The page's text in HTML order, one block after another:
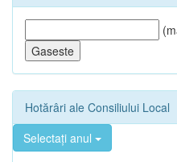
Hotărâri ale Consiliului Local
Selectați anul